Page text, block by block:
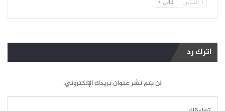
السابق التالي
اترك رد
لن يتم نشر عنوان بريدك الإلكتروني.